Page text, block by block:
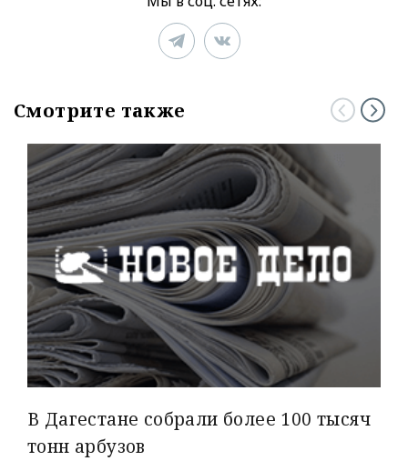
Смотрите также
В Дагестане собрали более 100 тысяч
тонн арбузов